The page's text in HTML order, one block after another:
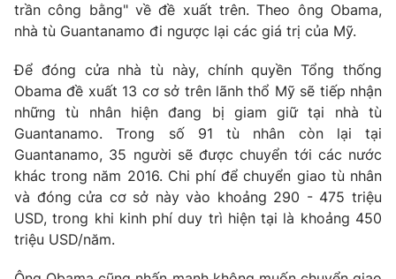
trần công bằng" về đề xuất trên. Theo ông Obama,
nhà tù Guantanamo đi ngược lại các giá trị của Mỹ.
Để đóng cửa nhà tù này, chính quyền Tổng thống
Obama đề xuất 13 cơ sở trên lãnh thổ Mỹ sẽ tiếp nhận
những tù nhân hiện đang bị giam giữ tại nhà tù
Guantanamo. Trong số 91 tù nhân còn lại tại
Guantanamo, 35 người sẽ được chuyển tới các nước
khác trong năm 2016. Chi phí để chuyển giao tù nhân
và đóng cửa cơ sở này vào khoảng 290 - 475 triệu
USD, trong khi kinh phí duy trì hiện tại là khoảng 450
triệu USD/năm.